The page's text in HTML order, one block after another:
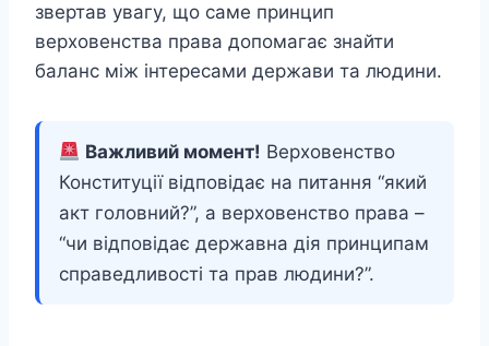
звертав увагу, що саме принцип
верховенства права допомагає знайти
баланс між інтересами держави та людини.
Важливий момент! Верховенство
Конституції відповідає на питання “який
акт головний?”, а верховенство права –
“чи відповідає державна дія принципам
справедливості та прав людини?”.